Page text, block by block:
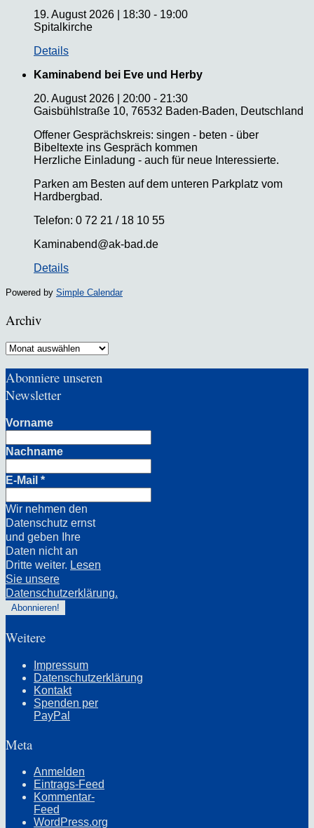
19. August 2026
18:30 - 19:00
Spitalkirche
Details
Kaminabend bei Eve und Herby
20. August 2026
20:00 - 21:30
Gaisbühlstraße 10, 76532 Baden-Baden, Deutschland
Offener Gesprächskreis: singen - beten - über
Bibeltexte ins Gespräch kommen
Herzliche Einladung - auch für neue Interessierte.
Parken am Besten auf dem unteren Parkplatz vom
Hardbergbad.
Telefon: 0 72 21 / 18 10 55
Kaminabend@ak-bad.de
Details
Powered by Simple Calendar
Archiv
Archiv
Abonniere unseren
Newsletter
Vorname
Nachname
E-Mail *
Wir nehmen den
Datenschutz ernst
und geben Ihre
Daten nicht an
Dritte weiter. Lesen
Sie unsere
Datenschutzerklärung.
Weitere
Impressum
Datenschutzerklärung
Kontakt
Spenden per
PayPal
Meta
Anmelden
Eintrags-Feed
Kommentar-
Feed
WordPress.org